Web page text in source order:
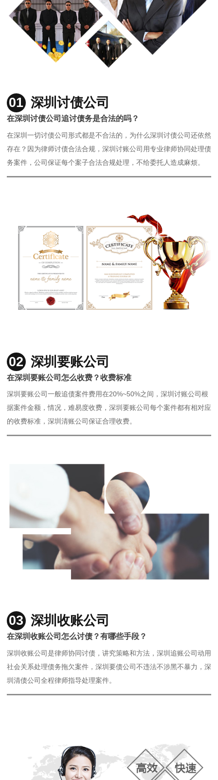
01 深圳讨债公司
在深圳讨债公司追讨债务是合法的吗？
在深圳一切讨债公司形式都是不合法的，为什么深圳讨债公司还依然
存在？因为律师讨债合法合规，深圳讨账公司用专业律师协同处理债
务案件，公司保证每个案子合法合规处理，不给委托人造成麻烦。
02 深圳要账公司
在深圳要账公司怎么收费？收费标准
深圳要账公司一般追债案件费用在20%~50%之间，深圳讨账公司根
据案件金额，情况，难易度收费，深圳要账公司每个案件都有相对应
的收费标准，深圳清账公司保证合理收费。
03 深圳收账公司
在深圳收账公司怎么讨债？有哪些手段？
深圳收账公司是律师协同讨债，讲究策略和方法，深圳追账公司动用
社会关系处理债务拖欠案件，深圳要债公司不违法不涉黑不暴力，深
圳清债公司全程律师指导处理案件。